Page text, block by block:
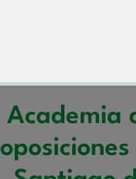
Academia
oposiciones